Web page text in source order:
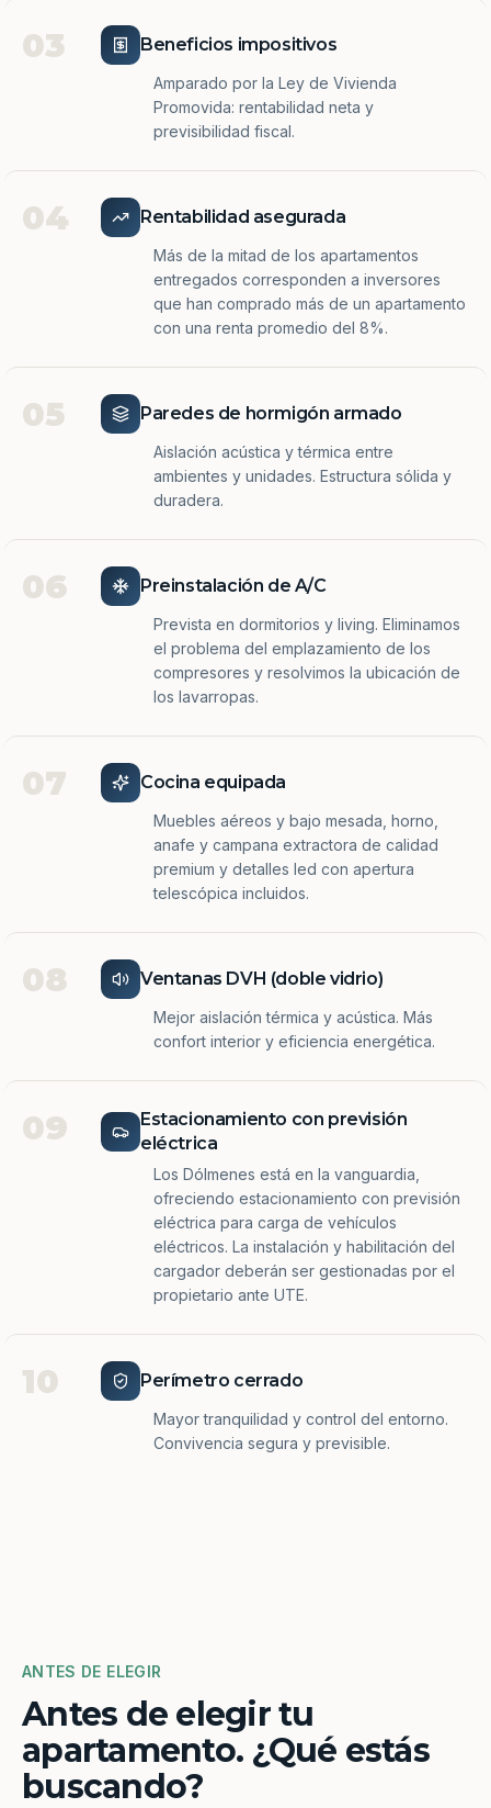
03 Beneficios impositivos
Amparado por la Ley de Vivienda
Promovida: rentabilidad neta y
previsibilidad fiscal.
04 Rentabilidad asegurada
Más de la mitad de los apartamentos
entregados corresponden a inversores
que han comprado más de un apartamento
con una renta promedio del 8%.
05 Paredes de hormigón armado
Aislación acústica y térmica entre
ambientes y unidades. Estructura sólida y
duradera.
06 Preinstalación de A/C
Prevista en dormitorios y living. Eliminamos
el problema del emplazamiento de los
compresores y resolvimos la ubicación de
los lavarropas.
07 Cocina equipada
Muebles aéreos y bajo mesada, horno,
anafe y campana extractora de calidad
premium y detalles led con apertura
telescópica incluidos.
08 Ventanas DVH (doble vidrio)
Mejor aislación térmica y acústica. Más
confort interior y eficiencia energética.
09
Estacionamiento con previsión
eléctrica
Los Dólmenes está en la vanguardia,
ofreciendo estacionamiento con previsión
eléctrica para carga de vehículos
eléctricos. La instalación y habilitación del
cargador deberán ser gestionadas por el
propietario ante UTE.
10 Perímetro cerrado
Mayor tranquilidad y control del entorno.
Convivencia segura y previsible.
ANTES DE ELEGIR
Antes de elegir tu
apartamento. ¿Qué estás
buscando?